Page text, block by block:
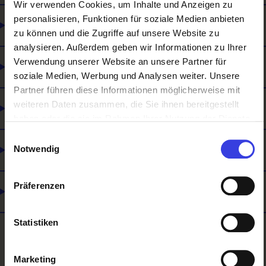
Wir verwenden Cookies, um Inhalte und Anzeigen zu
personalisieren, Funktionen für soziale Medien anbieten
zu können und die Zugriffe auf unsere Website zu
analysieren. Außerdem geben wir Informationen zu Ihrer
Verwendung unserer Website an unsere Partner für
soziale Medien, Werbung und Analysen weiter. Unsere
Partner führen diese Informationen möglicherweise mit
weiteren Daten zusammen, die Sie ihnen bereitgestellt
Notwendig
Präferenzen
Statistiken
Marketing
Wie man sich weiterbilden kann
Was du mitbringen solltest
Was es noch gibt
Lehre und Matura
Selbstständigkeit